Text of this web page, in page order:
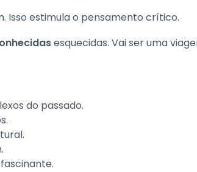
Isso estimula o pensamento crítico.
esquecidas. Vai ser uma
do passado.